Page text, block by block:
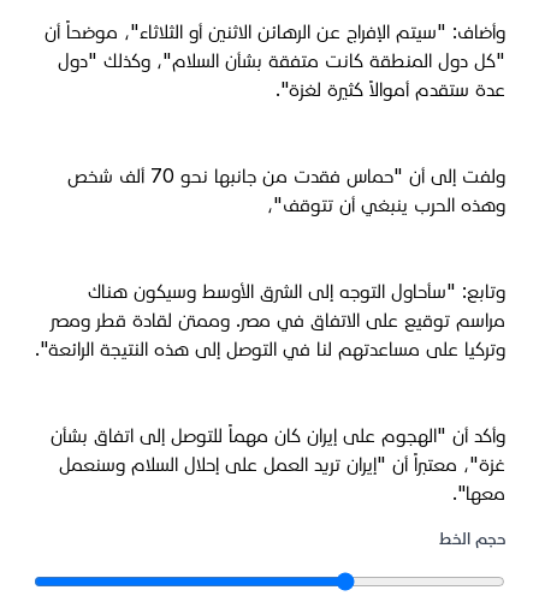
وأضاف: "سيتم الإفراج عن الرهائن الاثنين أو الثلاثاء"، موضحاً أن
"كل دول المنطقة كانت متفقة بشأن السلام"، وكذلك "دول
عدة ستقدم أموالاً كثيرة لغزة".
ولفت إلى أن "حماس فقدت من جانبها نحو 70 ألف شخص
وهذه الحرب ينبغي أن تتوقف"،
وتابع: "سأحاول التوجه إلى الشرق الأوسط وسيكون هناك
مراسم توقيع على الاتفاق في مصر. وممتن لقادة قطر ومصر
وتركيا على مساعدتهم لنا في التوصل إلى هذه النتيجة الرائعة".
وأكد أن "الهجوم على إيران كان مهماً للتوصل إلى اتفاق بشأن
غزة"، معتبراً أن "إيران تريد العمل على إحلال السلام وسنعمل
معها".
حجم الخط